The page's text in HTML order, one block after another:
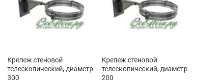
Крепеж стеновой
телескопический, диаметр
300
Крепеж стеновой
телескопический, диаметр
200